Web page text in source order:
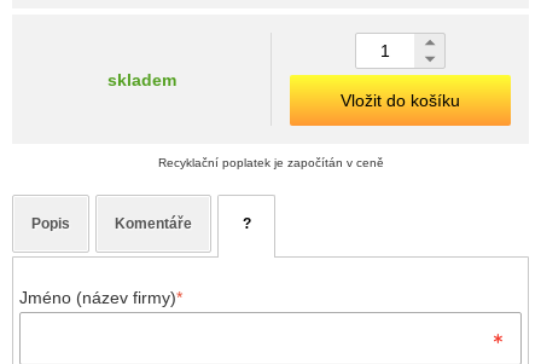
skladem
Vložit do košíku
Recyklační poplatek je započítán v ceně
Popis Komentáře ?
Jméno (název firmy)*